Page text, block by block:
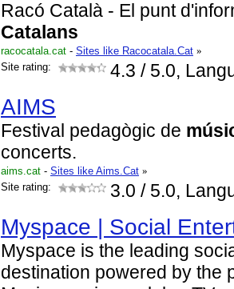
Racó Català - El punt
Catalans
racocatala.cat - Sites like Racocatala.Cat »
Site rating:
4.3 / 5.0,
AIMS
Festival pedagògic de
concerts.
aims.cat - Sites like Aims.Cat »
Site rating:
3.0 / 5.0,
Myspace | Social
Myspace is the leading
destination powered by the